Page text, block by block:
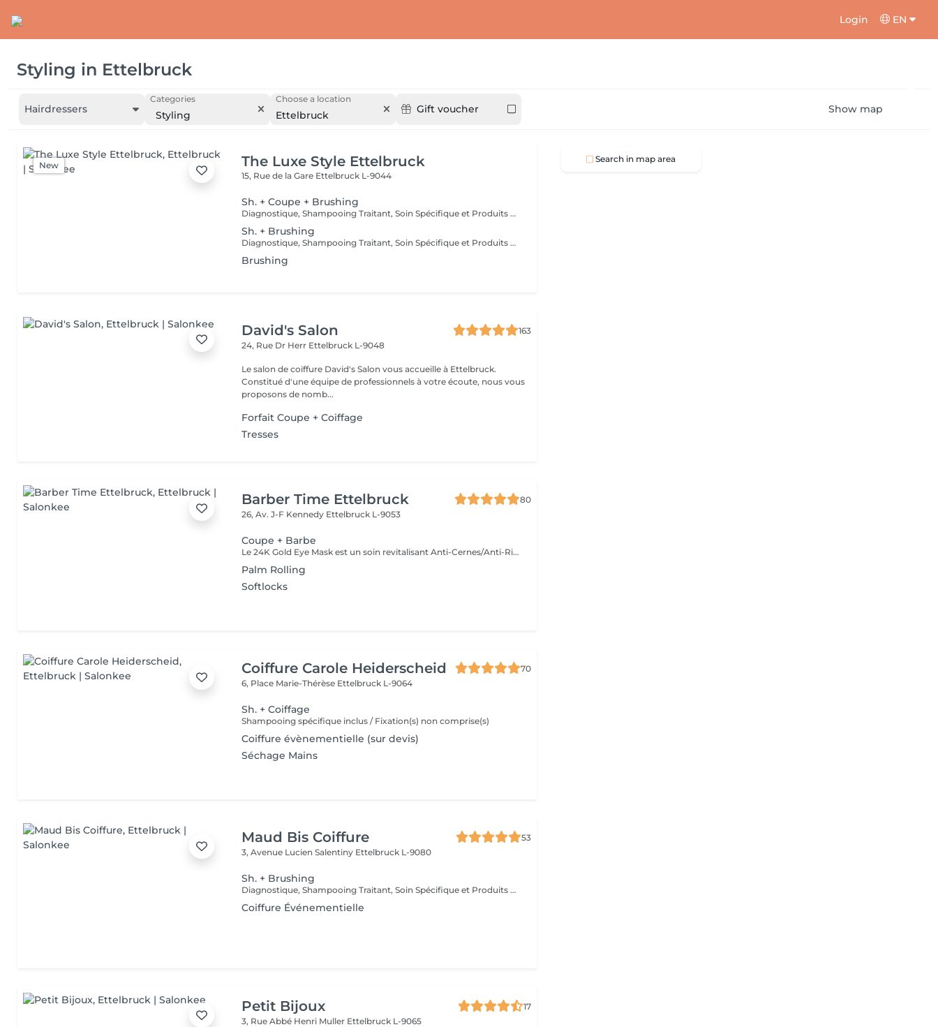
Login EN
Styling in Ettelbruck
Hairdressers
Categories
Styling
Choose a location
Ettelbruck Gift voucher Show map
New The Luxe Style Ettelbruck
15, Rue de la Gare Ettelbruck L-9044
Sh. + Coupe + Brushing
Diagnostique, Shampooing Traitant, Soin Spécifique et Produits Coiffants inclus
Sh. + Brushing
Diagnostique, Shampooing Traitant, Soin Spécifique et Produits Coiffants inclus
Brushing
David's Salon
163
24, Rue Dr Herr Ettelbruck L-9048
Le salon de coiffure David's Salon vous accueille à Ettelbruck.
Constitué d'une équipe de professionnels à votre écoute, nous vous
proposons de nomb...
Forfait Coupe + Coiffage
Tresses
Barber Time Ettelbruck
80
26, Av. J-F Kennedy Ettelbruck L-9053
Coupe + Barbe
Le 24K Gold Eye Mask est un soin revitalisant Anti-Cernes/Anti-Rides composé de Collagène Végétal haute densité, Aloe Vera, Huile de pépins de raisin, Peptides d'avoine, Vitamine A, Acid Hyaluronic et Poudre d'or 24 carats
Palm Rolling
Softlocks
Coiffure Carole Heiderscheid
70
6, Place Marie-Thérèse Ettelbruck L-9064
Sh. + Coiffage
Shampooing spécifique inclus / Fixation(s) non comprise(s)
Coiffure évènementielle (sur devis)
Séchage Mains
Maud Bis Coiffure
53
3, Avenue Lucien Salentiny Ettelbruck L-9080
Sh. + Brushing
Diagnostique, Shampooing Traitant, Soin Spécifique et Produits Coiffants inclus
Coiffure Événementielle
Petit Bijoux
17
3, Rue Abbé Henri Muller Ettelbruck L-9065
Search in map area